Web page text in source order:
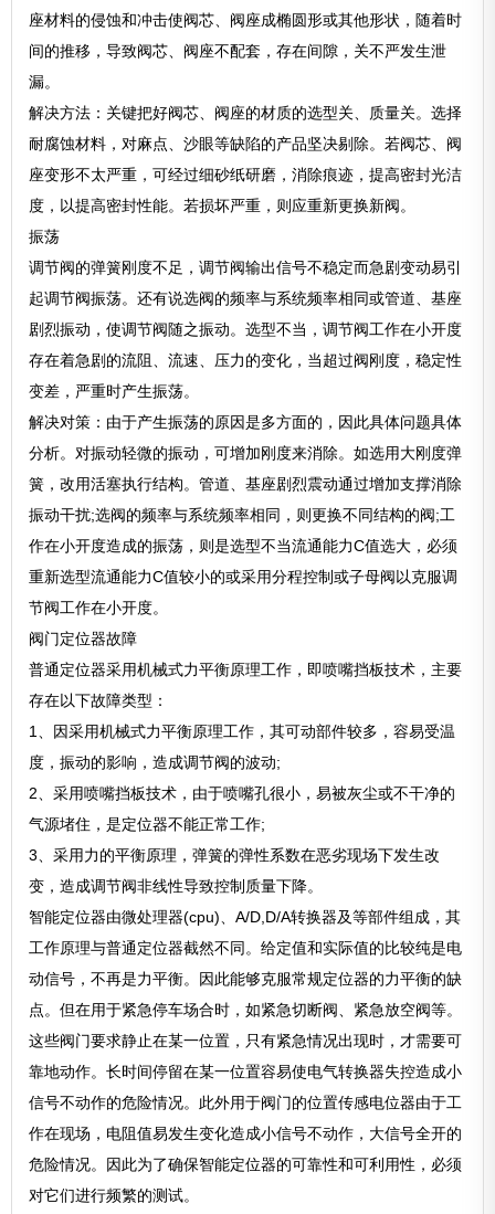
座材料的侵蚀和冲击使阀芯、阀座成椭圆形或其他形状，随着时
间的推移，导致阀芯、阀座不配套，存在间隙，关不严发生泄
漏。
解决方法：关键把好阀芯、阀座的材质的选型关、质量关。选择
耐腐蚀材料，对麻点、沙眼等缺陷的产品坚决剔除。若阀芯、阀
座变形不太严重，可经过细砂纸研磨，消除痕迹，提高密封光洁
度，以提高密封性能。若损坏严重，则应重新更换新阀。
振荡
调节阀的弹簧刚度不足，调节阀输出信号不稳定而急剧变动易引
起调节阀振荡。还有说选阀的频率与系统频率相同或管道、基座
剧烈振动，使调节阀随之振动。选型不当，调节阀工作在小开度
存在着急剧的流阻、流速、压力的变化，当超过阀刚度，稳定性
变差，严重时产生振荡。
解决对策：由于产生振荡的原因是多方面的，因此具体问题具体
分析。对振动轻微的振动，可增加刚度来消除。如选用大刚度弹
簧，改用活塞执行结构。管道、基座剧烈震动通过增加支撑消除
振动干扰;选阀的频率与系统频率相同，则更换不同结构的阀;工
作在小开度造成的振荡，则是选型不当流通能力C值选大，必须
重新选型流通能力C值较小的或采用分程控制或子母阀以克服调
节阀工作在小开度。
阀门定位器故障
普通定位器采用机械式力平衡原理工作，即喷嘴挡板技术，主要
存在以下故障类型：
1、因采用机械式力平衡原理工作，其可动部件较多，容易受温
度，振动的影响，造成调节阀的波动;
2、采用喷嘴挡板技术，由于喷嘴孔很小，易被灰尘或不干净的
气源堵住，是定位器不能正常工作;
3、采用力的平衡原理，弹簧的弹性系数在恶劣现场下发生改
变，造成调节阀非线性导致控制质量下降。
智能定位器由微处理器(cpu)、A/D,D/A转换器及等部件组成，其
工作原理与普通定位器截然不同。给定值和实际值的比较纯是电
动信号，不再是力平衡。因此能够克服常规定位器的力平衡的缺
点。但在用于紧急停车场合时，如紧急切断阀、紧急放空阀等。
这些阀门要求静止在某一位置，只有紧急情况出现时，才需要可
靠地动作。长时间停留在某一位置容易使电气转换器失控造成小
信号不动作的危险情况。此外用于阀门的位置传感电位器由于工
作在现场，电阻值易发生变化造成小信号不动作，大信号全开的
危险情况。因此为了确保智能定位器的可靠性和可利用性，必须
对它们进行频繁的测试。